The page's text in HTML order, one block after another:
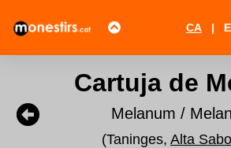
CA |
Cartuja de
Melanum /
(Taninges, Alta